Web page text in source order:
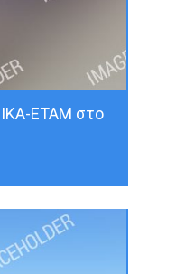
ΕΤΑΜ στο